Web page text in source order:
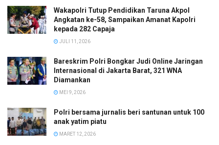
Wakapolri Tutup Pendidikan Taruna Akpol
Angkatan ke-58, Sampaikan Amanat Kapolri
kepada 282 Capaja
JULI 11, 2026
Bareskrim Polri Bongkar Judi Online Jaringan
Internasional di Jakarta Barat, 321 WNA
Diamankan
MEI 9, 2026
Polri bersama jurnalis beri santunan untuk 100
anak yatim piatu
MARET 12, 2026